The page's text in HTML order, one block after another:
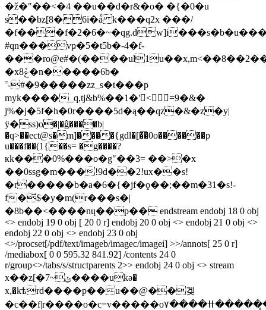
�ž�"��<�4 ��u��d�r&�o� �{�0�u
s��bz[8�6i�ǻ k���q2x ���/
#qn���vҏ�5�t5b�-4�f-
�x8ݞ�n�����6b�
˭-#�9�����zz_s�t���p
myk����_q,tj&b%��1�'<=9�&�
j%�j�5f�h�0r����5d�ą��qz�&�z�y|
ӱ�ss)o�|�ĝ����b|
�q>��ect@s�m]����{gdl�[�͡�0o������p
u���f��(1{��s= �g����?
кk���0%���o�g"��3= ��>�х
��0ssg�m���!9d��2!ux��s!
�r�����b�a�6�{�jf�ϙ��;��m�31�s!-
f�̅$�y�m(r���s�|
�8b��<����nų��p�� endstream endobj 18 0 obj
<> endobj 19 0 obj [ 20 0 r] endobj 20 0 obj <> endobj 21 0 obj <>
endobj 22 0 obj <> endobj 23 0 obj
<>/procset[/pdf/text/imageb/imagec/imagei] >>/annots[ 25 0 r]
/mediabox[ 0 0 595.32 841.92] /contents 24 0
r/group<>/tabs/s/structparents 2>> endobj 24 0 obj <> stream
x��z[�ݶ~7����ukə�
x,�kѣrd����p��u��@��겢
�c��f|r����o�c=v�����oߚ����۷������͇ǘ_����?